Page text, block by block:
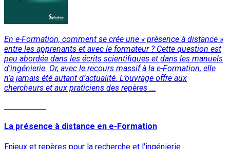
En e-Formation, comment se crée une « présence à distance »
entre les apprenants et avec le formateur ? Cette question est
peu abordée dans les écrits scientifiques et dans les manuels
d'ingénierie. Or, avec le recours massif à la e-Formation, elle
n’a jamais été autant d’actualité. L’ouvrage offre aux
chercheurs et aux praticiens des repères ...
La présence à distance en e-Formation
Enjeux et repères pour la recherche et l'ingénierie